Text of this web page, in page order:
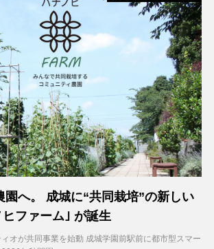
園へ。 成城に“共同栽培”の新しい
ファーム｣ が誕生
オが共同事業を始動 成城学園前駅前に都市型スマー